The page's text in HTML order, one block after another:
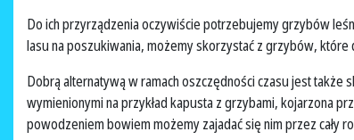
Do ich przyrządzenia oczywiście potrzebujemy grzybów
lasu na poszukiwania, możemy skorzystać z grzybów, które
Dobrą alternatywą w ramach oszczędności czasu jest
wymienionymi na przykład kapusta z grzybami, kojarzona
powodzeniem bowiem możemy zajadać się nim przez cały